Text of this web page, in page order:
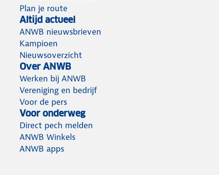
Plan je route
Altijd actueel
ANWB nieuwsbrieven
Kampioen
Nieuwsoverzicht
Over ANWB
Werken bij ANWB
Vereniging en bedrijf
Voor de pers
Voor onderweg
Direct pech melden
ANWB Winkels
ANWB apps